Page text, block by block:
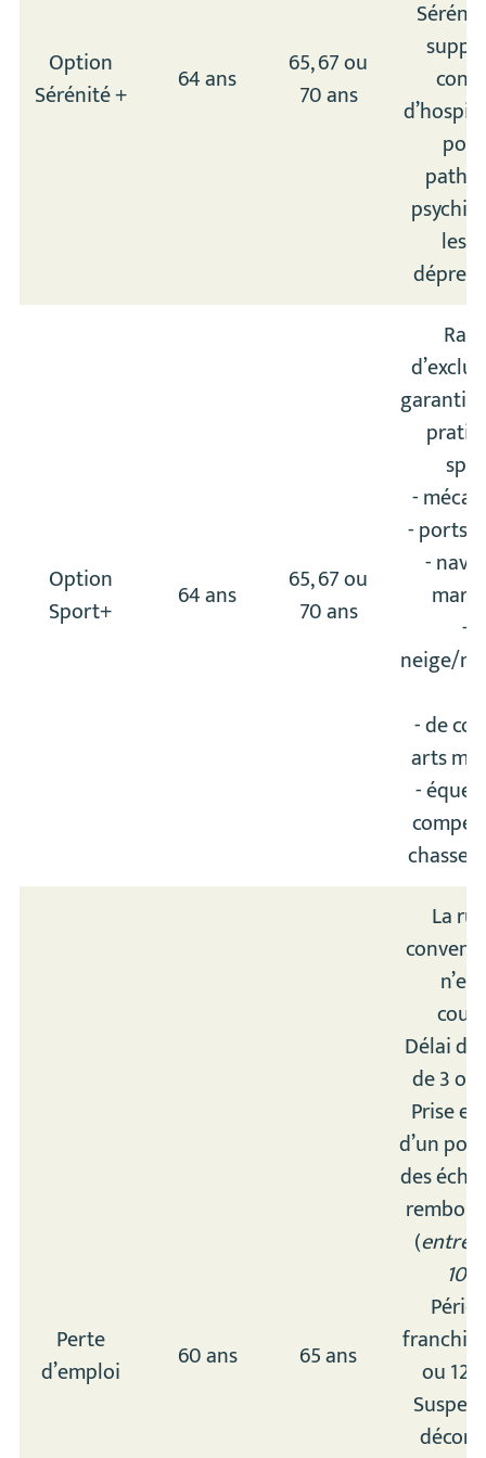
Option
Sérénité +
64 ans
65, 67 ou
70 ans
les
Option
Sport+
64 ans
65, 67 ou
70 ans
garantie
-
- ports
-
-
neige/
- de
arts
-
chasse
Perte
d’emploi
60 ans 65 ans
La
Délai de
de 3 ou
Prise
d’un
des
(entre
ou